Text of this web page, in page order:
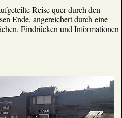
Reise quer durch den
Ende, angereichert durch eine
Eindrücken und Informationen